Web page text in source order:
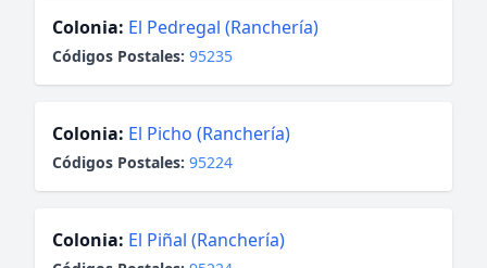
Colonia: El Pedregal (Ranchería)
Códigos Postales: 95235
Colonia: El Picho (Ranchería)
Códigos Postales: 95224
Colonia: El Piñal (Ranchería)